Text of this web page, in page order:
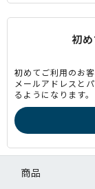
初
初めてご利用のお
メールアドレスと
るようになります。
商品